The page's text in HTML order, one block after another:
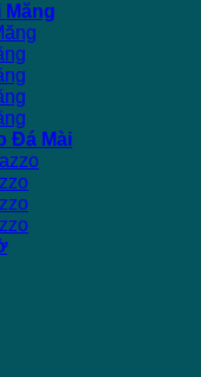
Măng
Đá Mài